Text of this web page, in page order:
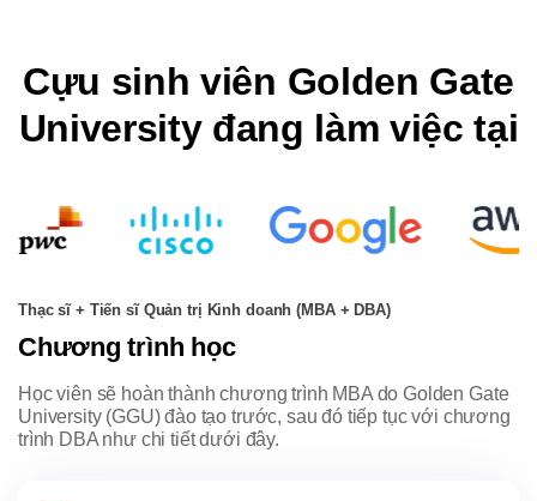
Cựu sinh viên Golden Gate
University đang làm việc tại
Thạc sĩ + Tiến sĩ Quản trị Kinh doanh (MBA + DBA)
Chương trình học
Học viên sẽ hoàn thành chương trình MBA do Golden Gate
University (GGU) đào tạo trước, sau đó tiếp tục với chương
trình DBA như chi tiết dưới đây.